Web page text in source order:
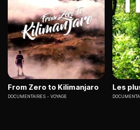
From Zero to Kilimanjaro
DOCUMENTAIRES VOYAGE
Les